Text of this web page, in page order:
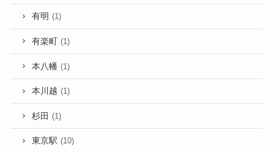
有明 (1)
有楽町 (1)
本八幡 (1)
本川越 (1)
杉田 (1)
東京駅 (10)